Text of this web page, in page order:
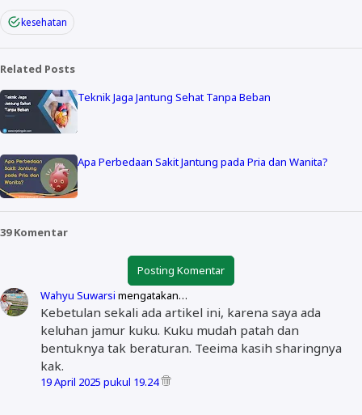
kesehatan
Related Posts
Teknik Jaga Jantung Sehat Tanpa Beban
Apa Perbedaan Sakit Jantung pada Pria dan Wanita?
39 Komentar
Posting Komentar
Wahyu Suwarsi mengatakan…
Kebetulan sekali ada artikel ini, karena saya ada
keluhan jamur kuku. Kuku mudah patah dan
bentuknya tak beraturan. Teeima kasih sharingnya
kak.
19 April 2025 pukul 19.24